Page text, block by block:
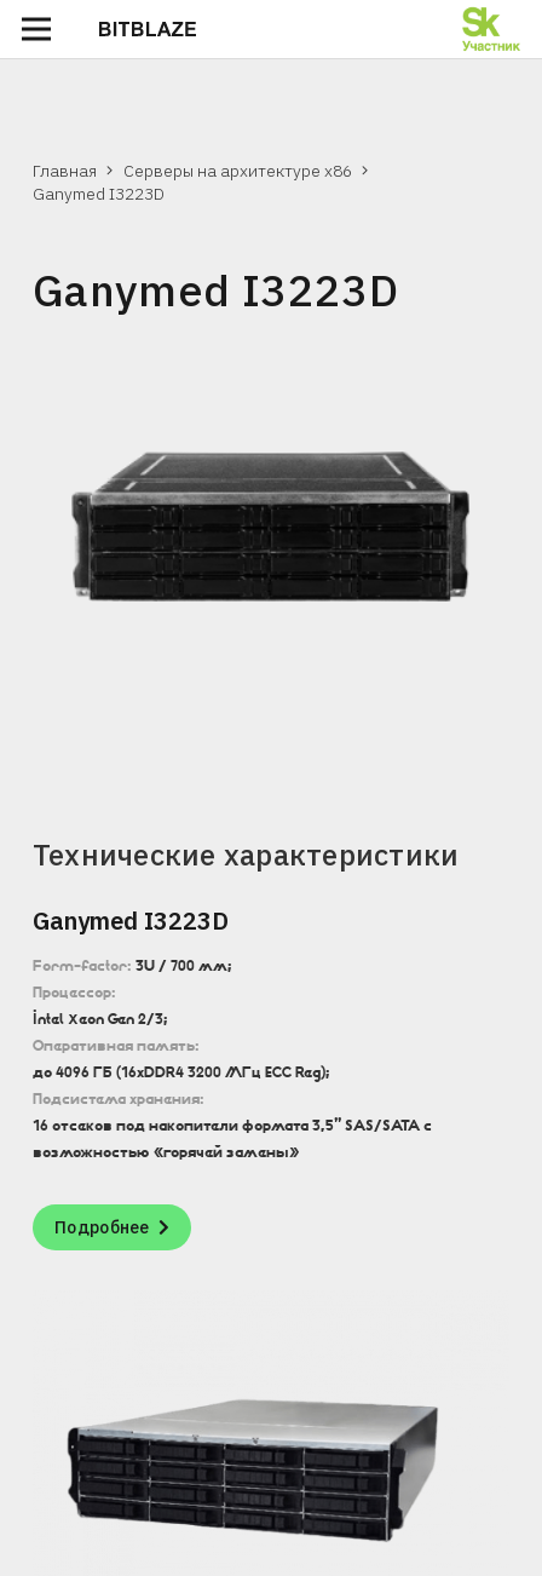
Главная
Серверы на архитектуре х86
Ganymed I3223D
Ganymed I3223D
Технические характеристики
Ganymed I3223D
Form-factor: 3U / 700 мм;
Процессор:
Intel Xeon Gen 2/3;
Оперативная память:
до 4096 ГБ (16хDDR4 3200 МГц ECC Reg);
Подсистема хранения:
16 отсеков под накопители формата 3,5” SAS/SATA с
возможностью «горячей замены»
Подробнее